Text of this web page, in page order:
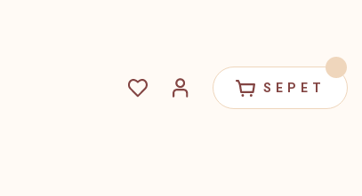
SEPET